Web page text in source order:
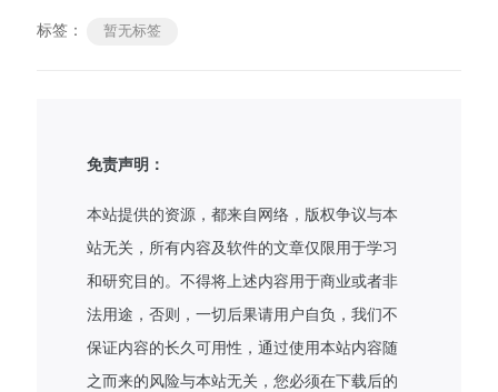
标签： 暂无标签
免责声明：
本站提供的资源，都来自网络，版权争议与本
站无关，所有内容及软件的文章仅限用于学习
和研究目的。不得将上述内容用于商业或者非
法用途，否则，一切后果请用户自负，我们不
保证内容的长久可用性，通过使用本站内容随
之而来的风险与本站无关，您必须在下载后的